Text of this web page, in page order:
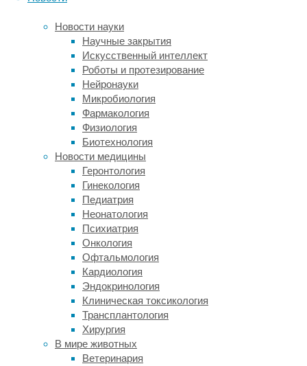
Новости науки
Научные закрытия
Искусственный интеллект
Роботы и протезирование
Нейронауки
Микробиология
Фармакология
Физиология
Биотехнология
Новости медицины
Геронтология
Гинекология
Педиатрия
Неонатология
Психиатрия
Онкология
Офтальмология
Кардиология
Эндокринология
Клиническая токсикология
Трансплантология
Хирургия
В мире животных
Ветеринария
на
практике
возникает
множество
трудностей.
Во-
первых,
если
использовать
настоящие
эмбриональные
стволовые
клетки,
то
они
неизбежно
будут
чужими
для
иммунитета
того,
кому
их
пересадят,